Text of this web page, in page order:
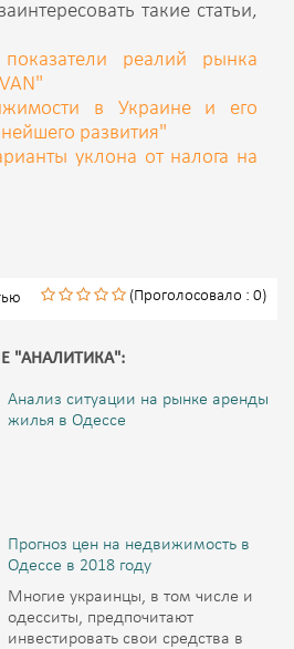
такие статьи,
реалий рынка
в Украине и его
развития"
уклона от налога на
(Проголосовало : 0)
"АНАЛИТИКА":
Анализ ситуации на рынке аренды
жилья в Одессе
Прогноз цен на недвижимость в
Одессе в 2018 году
Многие украинцы, в том числе и
одесситы, предпочитают
инвестировать свои средства в